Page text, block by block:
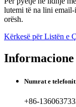
lutemi të na lini
orësh.
Kërkesë për Listën e
Numrat e telefonit
+86-